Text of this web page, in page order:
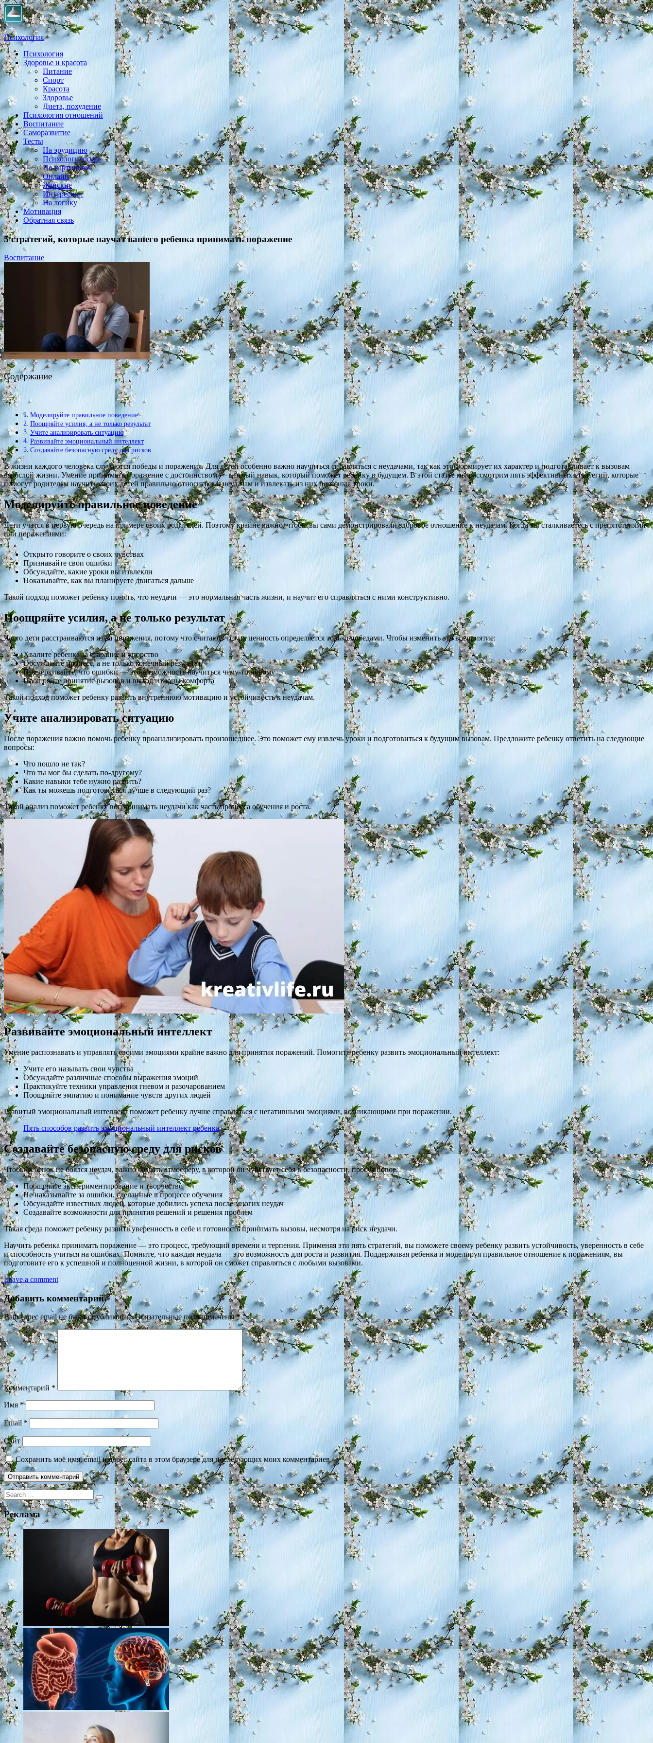
Психология
Практическая психология, личностный рост, экология, здоровье, воспитание,
Психология
Здоровье и красота
Питание
Спорт
Красота
Здоровье
Диета, похудение
Психология отношений
Воспитание
Саморазвитие
Тесты
На эрудицию
Психологические
По картинкам
Онлайн
Женские
Интересные
На логику
Мотивация
Обратная связь
5 стратегий, которые научат вашего ребенка принимать поражение
Воспитание
Содержание
Моделируйте правильное поведение
Поощряйте усилия, а не только результат
Учите анализировать ситуацию
Развивайте эмоциональный интеллект
Создавайте безопасную среду для рисков
В жизни каждого человека случаются победы и поражения. Для детей особенно важно научиться справляться с неудачами, так как это формирует их характер и подготавливает к вызовам
взрослой жизни. Умение принимать поражение с достоинством — ценный навык, который поможет ребенку в будущем. В этой статье мы рассмотрим пять эффективных стратегий, которые
помогут родителям научить своих детей правильно относиться к неудачам и извлекать из них полезные уроки.
Моделируйте правильное поведение
Дети учатся в первую очередь на примере своих родителей. Поэтому крайне важно, чтобы вы сами демонстрировали здоровое отношение к неудачам. Когда вы сталкиваетесь с препятствиями
или поражениями:
Открыто говорите о своих чувствах
Признавайте свои ошибки
Обсуждайте, какие уроки вы извлекли
Показывайте, как вы планируете двигаться дальше
Такой подход поможет ребенку понять, что неудачи — это нормальная часть жизни, и научит его справляться с ними конструктивно.
Поощряйте усилия, а не только результат
Часто дети расстраиваются из-за поражения, потому что считают, что их ценность определяется только победами. Чтобы изменить это восприятие:
Хвалите ребенка за старание и упорство
Обсуждайте процесс, а не только конечный результат
Подчеркивайте, что ошибки — это возможность научиться чему-то новому
Поощряйте принятие вызовов и выход из зоны комфорта
Такой подход поможет ребенку развить внутреннюю мотивацию и устойчивость к неудачам.
Учите анализировать ситуацию
После поражения важно помочь ребенку проанализировать произошедшее. Это поможет ему извлечь уроки и подготовиться к будущим вызовам. Предложите ребенку ответить на следующие
вопросы:
Что пошло не так?
Что ты мог бы сделать по-другому?
Какие навыки тебе нужно развить?
Как ты можешь подготовиться лучше в следующий раз?
Такой анализ поможет ребенку воспринимать неудачи как часть процесса обучения и роста.
Развивайте эмоциональный интеллект
Умение распознавать и управлять своими эмоциями крайне важно для принятия поражений. Помогите ребенку развить эмоциональный интеллект:
Учите его называть свои чувства
Обсуждайте различные способы выражения эмоций
Практикуйте техники управления гневом и разочарованием
Поощряйте эмпатию и понимание чувств других людей
Развитый эмоциональный интеллект поможет ребенку лучше справляться с негативными эмоциями, возникающими при поражении.
Пять способов развить эмоциональный интеллект ребенка
Создавайте безопасную среду для рисков
Чтобы ребенок не боялся неудач, важно создать атмосферу, в которой он чувствует себя в безопасности, пробуя новое:
Поощряйте экспериментирование и творчество
Не наказывайте за ошибки, сделанные в процессе обучения
Обсуждайте известных людей, которые добились успеха после многих неудач
Создавайте возможности для принятия решений и решения проблем
Такая среда поможет ребенку развить уверенность в себе и готовность принимать вызовы, несмотря на риск неудачи.
Научить ребенка принимать поражение — это процесс, требующий времени и терпения. Применяя эти пять стратегий, вы поможете своему ребенку развить устойчивость, уверенность в себе
и способность учиться на ошибках. Помните, что каждая неудача — это возможность для роста и развития. Поддерживая ребенка и моделируя правильное отношение к поражениям, вы
подготовите его к успешной и полноценной жизни, в которой он сможет справляться с любыми вызовами.
Leave a comment
Добавить комментарий
Ваш адрес email не будет опубликован. Обязательные поля помечены*
Комментарий *
Имя *
Email *
Сайт
Сохранить моё имя, email и адрес сайта в этом браузере для последующих моих комментариев.
Search
for:
Реклама